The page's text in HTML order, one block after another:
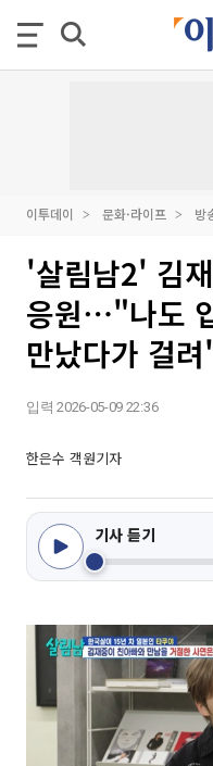
이투데이 문화·라이프 방
'살림남2' 김
응원⋯"나도
만났다가 걸
입력 2026-05-09 22:36
한은수 객원기자
기사 듣기